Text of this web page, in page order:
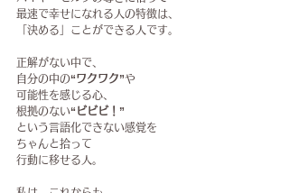
最速で幸せになれる人の特徴は、
「決める」ことができる人です。
正解がない中で、
自分の中の“ワクワク”や
可能性を感じる心、
根拠のない“ビビビ！”
という言語化できない感覚を
ちゃんと拾って
行動に移せる人。